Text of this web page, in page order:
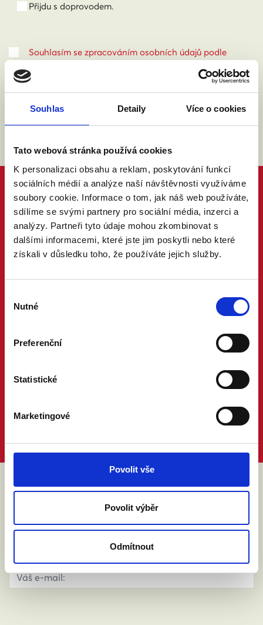
Souhlas Detaily Více o cookies
Tato webová stránka používá cookies
K personalizaci obsahu a reklam, poskytování funkcí
sociálních médií a analýze naší návštěvnosti využíváme
soubory cookie. Informace o tom, jak náš web používáte,
sdílíme se svými partnery pro sociální média, inzerci a
analýzy. Partneři tyto údaje mohou zkombinovat s
dalšími informacemi, které jste jim poskytli nebo které
získali v důsledku toho, že používáte jejich služby.
souhlasu
Nutné
Preferenční
Statistické
Marketingové
Povolit vše
Povolit výběr
Odmítnout
Přijdu s doprovodem.
Souhlasím se zpracováním osobních údajů podle
ABY VÁM O MANŽELSTVÍ NIC
NEUNIKLO